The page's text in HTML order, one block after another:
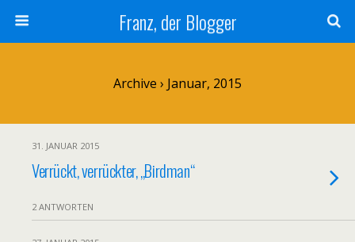
Franz, der Blogger
Archive › Januar, 2015
31. JANUAR 2015
Verrückt, verrückter, „Birdman“
2 ANTWORTEN